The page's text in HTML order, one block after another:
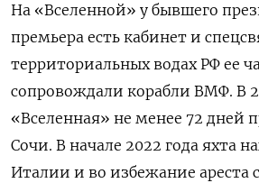
На «Вселенной» у бывшего
премьера есть кабинет и
территориальных водах РФ ее
сопровождали корабли ВМФ. В
«Вселенная» не менее 72 дней
Сочи. В начале 2022 года яхта
Италии и во избежание ареста